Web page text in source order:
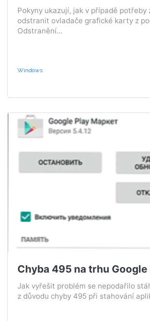
Pokyny ukazují, jak v případě potřeby
odstranit ovladače grafické karty z
Odstranění...
Windows
Chyba 495 na trhu Google
Jak vyřešit problém se nepodařilo
z důvodu chyby 495 při stahování